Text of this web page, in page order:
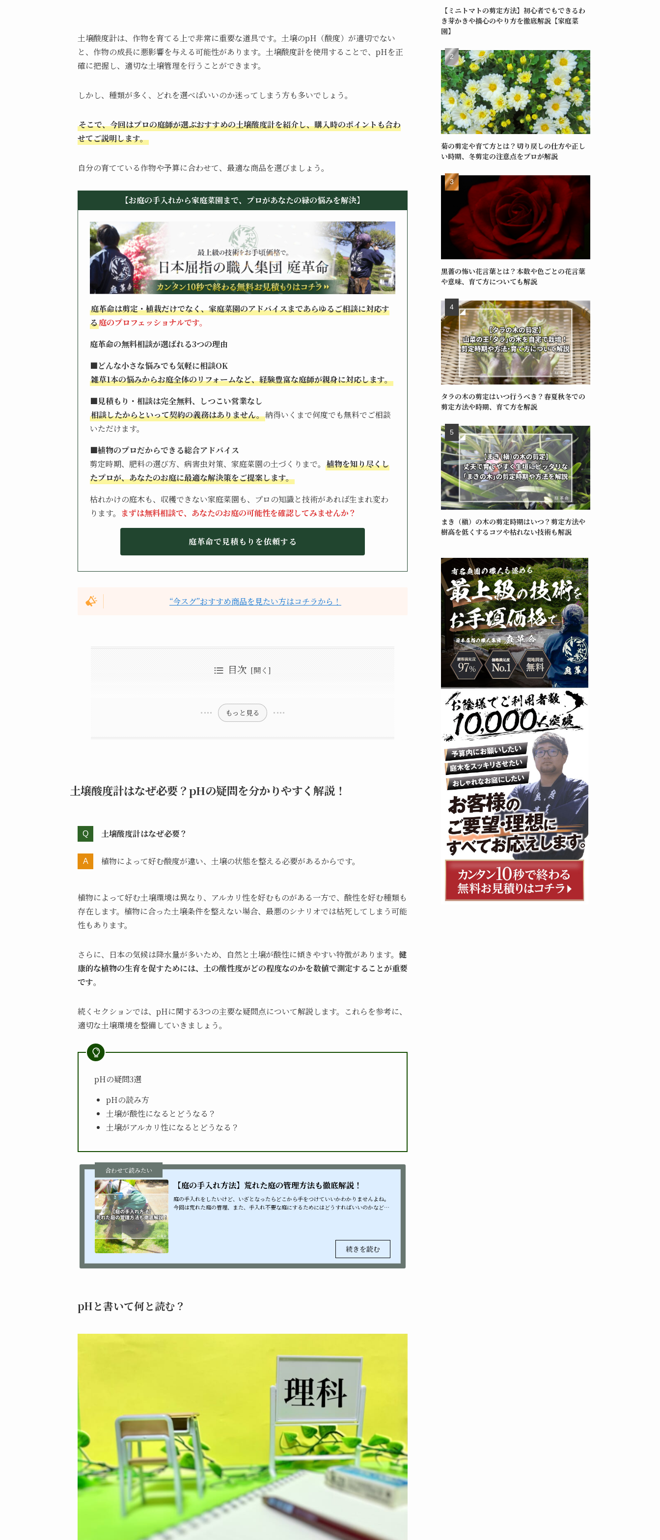
土壌酸度計は、作物を育てる上で非常に重要な道具です。土壌のpH（酸度）が適切でない
と、作物の成長に悪影響を与える可能性があります。土壌酸度計を使用することで、pHを正
確に把握し、適切な土壌管理を行うことができます。
しかし、種類が多く、どれを選べばいいのか迷ってしまう方も多いでしょう。
そこで、今回はプロの庭師が選ぶおすすめの土壌酸度計を紹介し、購入時のポイントも合わ
せてご説明します。
自分の育てている作物や予算に合わせて、最適な商品を選びましょう。
【お庭の手入れから家庭菜園まで、プロがあなたの緑の悩みを解決】
庭革命は剪定・植栽だけでなく、家庭菜園のアドバイスまであらゆるご相談に対応す
る庭のプロフェッショナルです。
庭革命の無料相談が選ばれる3つの理由
■どんな小さな悩みでも気軽に相談OK
雑草1本の悩みからお庭全体のリフォームなど、経験豊富な庭師が親身に対応します。
■見積もり・相談は完全無料、しつこい営業なし
相談したからといって契約の義務はありません。納得いくまで何度でも無料でご相談
いただけます。
■植物のプロだからできる総合アドバイス
剪定時期、肥料の選び方、病害虫対策、家庭菜園の土づくりまで。 植物を知り尽くし
たプロが、あなたのお庭に最適な解決策をご提案します。
枯れかけの庭木も、収穫できない家庭菜園も、プロの知識と技術があれば生まれ変わ
ります。 まずは無料相談で、あなたのお庭の可能性を確認してみませんか？
庭革命で見積もりを依頼する
“今スグ”おすすめ商品を見たい方はコチラから！
目次
もっと見る
土壌酸度計はなぜ必要？pHの疑問を分かりやすく解説！
土壌酸度計はなぜ必要？
植物によって好む酸度が違い、土壌の状態を整える必要があるからです。
植物によって好む土壌環境は異なり、アルカリ性を好むものがある一方で、酸性を好む種類も
存在します。植物に合った土壌条件を整えない場合、最悪のシナリオでは枯死してしまう可能
性もあります。
さらに、日本の気候は降水量が多いため、自然と土壌が酸性に傾きやすい特徴があります。 健
康的な植物の生育を促すためには、土の酸性度がどの程度なのかを数値で測定することが重要
です。
続くセクションでは、pHに関する3つの主要な疑問点について解説します。これらを参考に、
適切な土壌環境を整備していきましょう。
pHの疑問3選
pHの読み方
土壌が酸性になるとどうなる？
土壌がアルカリ性になるとどうなる？
【庭の手入れ方法】荒れた庭の管理方法も徹底解説！
庭の手入れをしたいけど、いざとなったらどこから手をつけていいかわかりませんよね。
今回は荒れた庭の管理、また、手入れ不要な庭にするためにはどうすればいいのかなどを
pHと書いて何と読む？
【ミニトマトの剪定方法】初心者でもできるわ
き芽かきや摘心のやり方を徹底解説【家庭菜
園】
菊の剪定や育て方とは？切り戻しの仕方や正し
い時期、冬剪定の注意点をプロが解説
黒薔の怖い花言葉とは？本数や色ごとの花言葉
や意味、育て方についても解説
タラの木の剪定はいつ行うべき？春夏秋冬での
剪定方法や時期、育て方を解説
まき（槇）の木の剪定時期はいつ？剪定方法や
樹高を低くするコツや枯れない技術も解説